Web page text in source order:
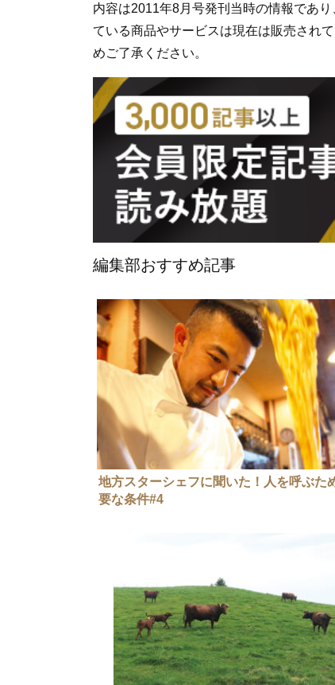
内容は2011年8月号発刊当時の情報であ
ている商品やサービスは現在は販売され
めご了承ください。
編集部おすすめ記事
地方スターシェフに聞いた！人を呼ぶた
要な条件#4